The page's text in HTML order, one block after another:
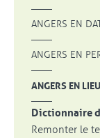
ANGERS EN
ANGERS EN
ANGERS EN
Dictionnaire
Remonter le